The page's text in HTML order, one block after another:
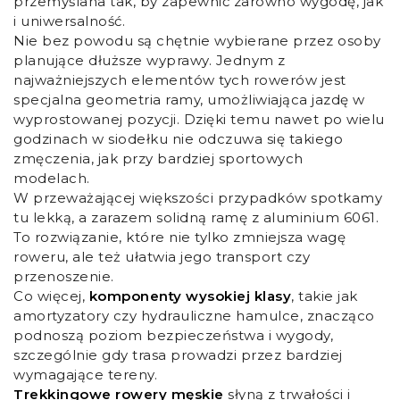
i uniwersalność.
Nie bez powodu są chętnie wybierane przez osoby
planujące dłuższe wyprawy. Jednym z
najważniejszych elementów tych rowerów jest
specjalna geometria ramy, umożliwiająca jazdę w
wyprostowanej pozycji. Dzięki temu nawet po wielu
godzinach w siodełku nie odczuwa się takiego
zmęczenia, jak przy bardziej sportowych
modelach.
W przeważającej większości przypadków spotkamy
tu lekką, a zarazem solidną ramę z aluminium 6061.
To rozwiązanie, które nie tylko zmniejsza wagę
roweru, ale też ułatwia jego transport czy
przenoszenie.
Co więcej, komponenty wysokiej klasy, takie jak
amortyzatory czy hydrauliczne hamulce, znacząco
podnoszą poziom bezpieczeństwa i wygody,
szczególnie gdy trasa prowadzi przez bardziej
wymagające tereny.
Trekkingowe rowery męskie słyną z trwałości i